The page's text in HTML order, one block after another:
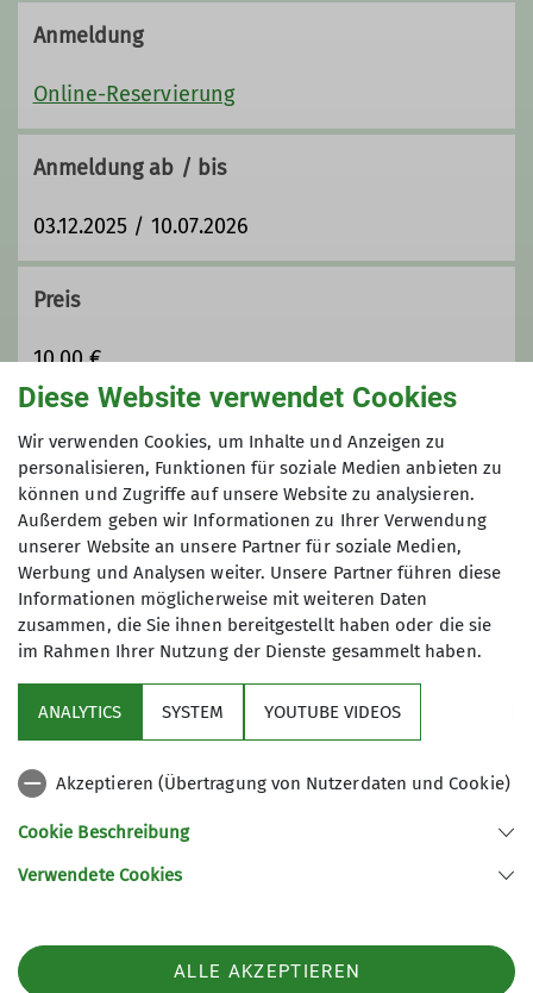
Anmeldung
Online-Reservierung
Anmeldung ab / bis
03.12.2025 / 10.07.2026
Preis
10,00 €
Maximale Teilnehmeranzahl
6
Sektion
Archiv
Sektion Kaufbeuren-Gablonz des Deutschen Alpenvereins e.V.
Telefon +49834173016
Diese Website verwendet Cookies
Wir verwenden Cookies, um Inhalte und Anzeigen zu
personalisieren, Funktionen für soziale Medien anbieten zu
können und Zugriffe auf unsere Website zu analysieren.
Außerdem geben wir Informationen zu Ihrer Verwendung
unserer Website an unsere Partner für soziale Medien,
Werbung und Analysen weiter. Unsere Partner führen diese
Informationen möglicherweise mit weiteren Daten
zusammen, die Sie ihnen bereitgestellt haben oder die sie
im Rahmen Ihrer Nutzung der Dienste gesammelt haben.
ANALYTICS SYSTEM YOUTUBE VIDEOS
Akzeptieren (Übertragung von Nutzerdaten und Cookie)
Cookie Beschreibung
Verwendete Cookies
ALLE AKZEPTIEREN